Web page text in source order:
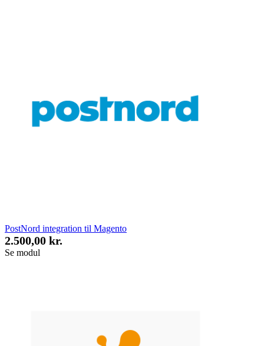
PostNord integration til Magento
2.500,00 kr.
Se modul